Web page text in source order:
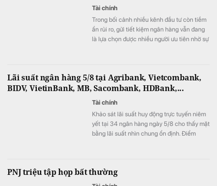
Tài chính
Trong bối cảnh nhiều kênh đầu tư còn tiềm
ẩn rủi ro, gửi tiết kiệm ngân hàng vẫn đang
là lựa chọn được nhiều người ưu tiên nhờ sự
Lãi suất ngân hàng 5/8 tại Agribank, Vietcombank,
BIDV, VietinBank, MB, Sacombank, HDBank,...
Tài chính
Khảo sát lãi suất huy động trực tuyến niêm
yết tại 34 ngân hàng ngày 5/8 cho thấy mặt
bằng lãi suất nhìn chung ổn định. Điểm
mức 7,3%/năm.
PNJ triệu tập họp bất thường